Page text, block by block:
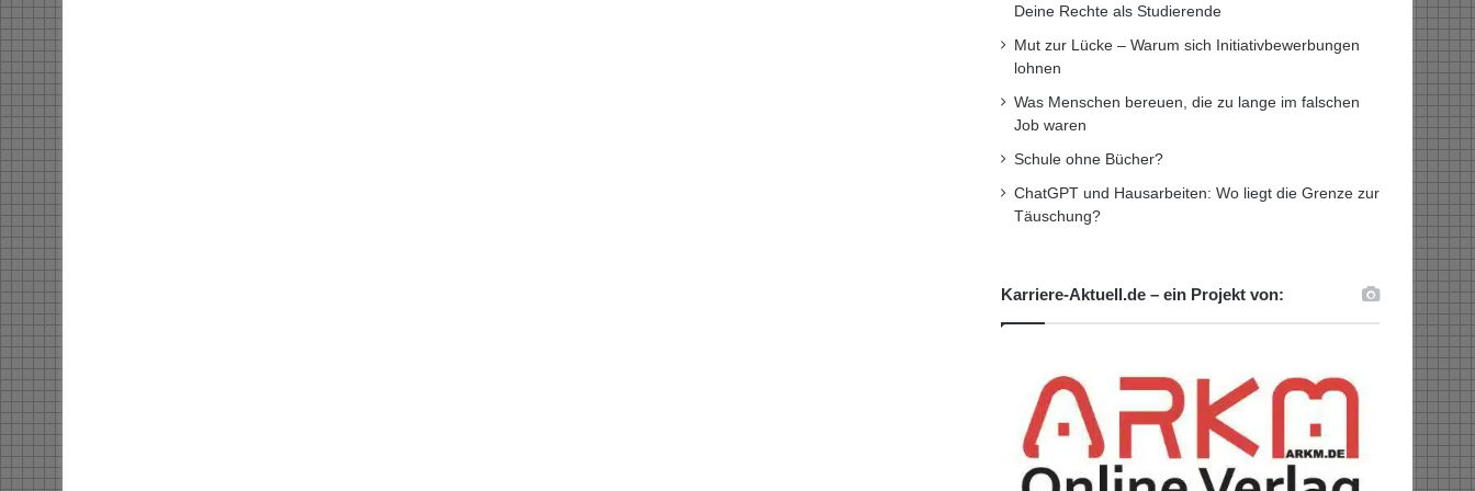
Deine Rechte als Studierende
Mut zur Lücke – Warum sich Initiativbewerbungen
lohnen
Was Menschen bereuen, die zu lange im falschen
Job waren
Schule ohne Bücher?
ChatGPT und Hausarbeiten: Wo liegt die Grenze zur
Täuschung?
Karriere-Aktuell.de – ein Projekt von: